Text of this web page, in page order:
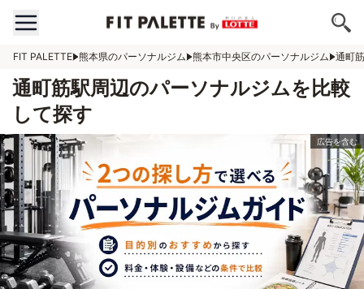
FIT PALETTE 熊本県のパーソナルジム 熊本市中央区のパーソナルジム 通町
通町筋駅周辺のパーソナルジムを比較
して探す